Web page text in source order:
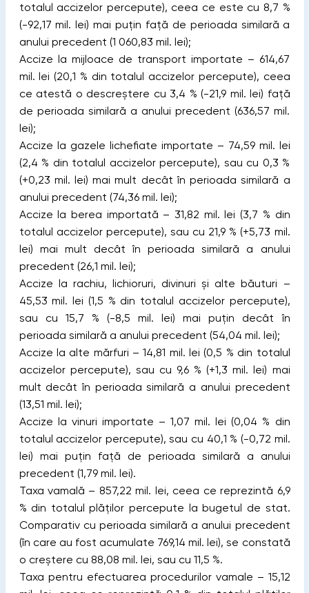
totalul accizelor percepute), ceea ce este cu 8,7 %
(-92,17 mil. lei) mai puțin față de perioada similară a
anului precedent (1 060,83 mil. lei);
Accize la mijloace de transport importate – 614,67
mil. lei (20,1 % din totalul accizelor percepute), ceea
ce atestă o descreștere cu 3,4 % (-21,9 mil. lei) față
de perioada similară a anului precedent (636,57 mil.
lei);
Accize la gazele lichefiate importate – 74,59 mil. lei
(2,4 % din totalul accizelor percepute), sau cu 0,3 %
(+0,23 mil. lei) mai mult decât în perioada similară a
anului precedent (74,36 mil. lei);
Accize la berea importată – 31,82 mil. lei (3,7 % din
totalul accizelor percepute), sau cu 21,9 % (+5,73 mil.
lei) mai mult decât în perioada similară a anului
precedent (26,1 mil. lei);
Accize la rachiu, lichioruri, divinuri și alte băuturi –
45,53 mil. lei (1,5 % din totalul accizelor percepute),
sau cu 15,7 % (-8,5 mil. lei) mai puțin decât în
perioada similară a anului precedent (54,04 mil. lei);
Accize la alte mărfuri – 14,81 mil. lei (0,5 % din totalul
accizelor percepute), sau cu 9,6 % (+1,3 mil. lei) mai
mult decât în perioada similară a anului precedent
(13,51 mil. lei);
Accize la vinuri importate – 1,07 mil. lei (0,04 % din
totalul accizelor percepute), sau cu 40,1 % (-0,72 mil.
lei) mai puțin față de perioada similară a anului
precedent (1,79 mil. lei).
Taxa vamală – 857,22 mil. lei, ceea ce reprezintă 6,9
% din totalul plăților percepute la bugetul de stat.
Comparativ cu perioada similară a anului precedent
(în care au fost acumulate 769,14 mil. lei), se constată
o creștere cu 88,08 mil. lei, sau cu 11,5 %.
Taxa pentru efectuarea procedurilor vamale – 15,12